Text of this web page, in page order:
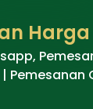
| Pemesanan